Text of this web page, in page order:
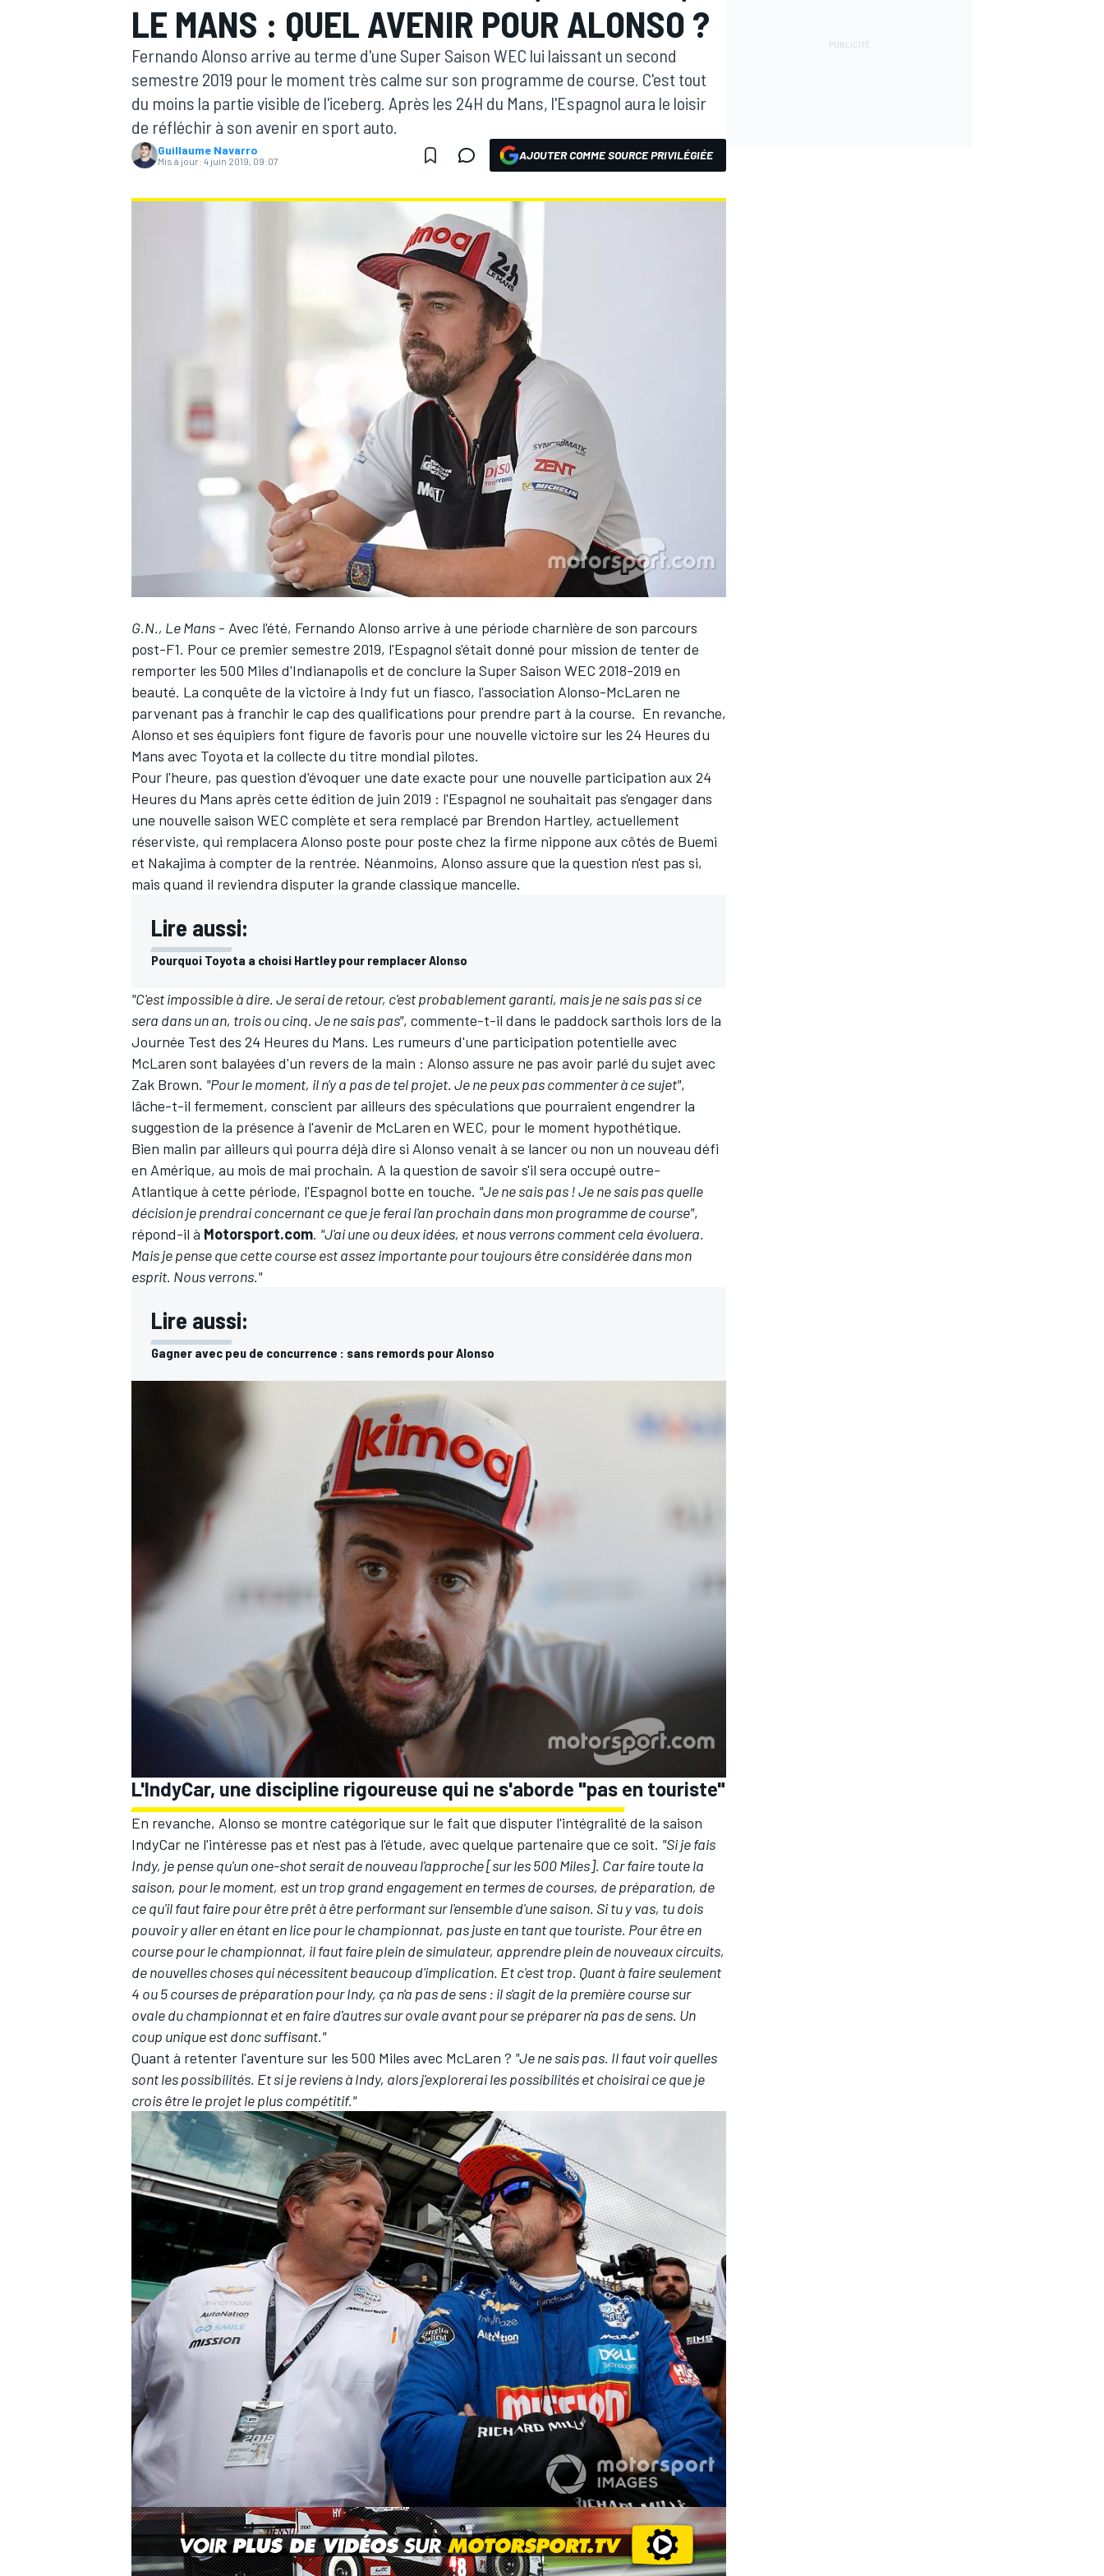
MOTOGP
AUTRES CHAMPIONNATS
LE MANS : QUEL AVENIR POUR ALONSO ?
Fernando Alonso arrive au terme d'une Super Saison WEC lui laissant un second
semestre 2019 pour le moment très calme sur son programme de course. C'est tout
du moins la partie visible de l'iceberg. Après les 24H du Mans, l'Espagnol aura le loisir
de réfléchir à son avenir en sport auto.
Guillaume Navarro
Mis à jour: 4 juin 2019, 09:07 AJOUTER COMME SOURCE PRIVILÉGIÉE
G.N., Le Mans - Avec l'été, Fernando Alonso arrive à une période charnière de son parcours
post-F1. Pour ce premier semestre 2019, l'Espagnol s'était donné pour mission de tenter de
remporter les 500 Miles d'Indianapolis et de conclure la Super Saison WEC 2018-2019 en
beauté. La conquête de la victoire à Indy fut un fiasco, l'association Alonso-McLaren ne
parvenant pas à franchir le cap des qualifications pour prendre part à la course. En revanche,
Alonso et ses équipiers font figure de favoris pour une nouvelle victoire sur les 24 Heures du
Mans avec Toyota et la collecte du titre mondial pilotes.
Pour l'heure, pas question d'évoquer une date exacte pour une nouvelle participation aux 24
Heures du Mans après cette édition de juin 2019 : l'Espagnol ne souhaitait pas s'engager dans
une nouvelle saison WEC complète et sera remplacé par Brendon Hartley, actuellement
réserviste, qui remplacera Alonso poste pour poste chez la firme nippone aux côtés de Buemi
et Nakajima à compter de la rentrée. Néanmoins, Alonso assure que la question n'est pas si,
mais quand il reviendra disputer la grande classique mancelle.
Lire aussi:
Pourquoi Toyota a choisi Hartley pour remplacer Alonso
"C'est impossible à dire. Je serai de retour, c'est probablement garanti, mais je ne sais pas si ce
sera dans un an, trois ou cinq. Je ne sais pas", commente-t-il dans le paddock sarthois lors de la
Journée Test des 24 Heures du Mans. Les rumeurs d'une participation potentielle avec
McLaren sont balayées d'un revers de la main : Alonso assure ne pas avoir parlé du sujet avec
Zak Brown. "Pour le moment, il n'y a pas de tel projet. Je ne peux pas commenter à ce sujet",
lâche-t-il fermement, conscient par ailleurs des spéculations que pourraient engendrer la
suggestion de la présence à l'avenir de McLaren en WEC, pour le moment hypothétique.
Bien malin par ailleurs qui pourra déjà dire si Alonso venait à se lancer ou non un nouveau défi
en Amérique, au mois de mai prochain. A la question de savoir s'il sera occupé outre-
Atlantique à cette période, l'Espagnol botte en touche. "Je ne sais pas ! Je ne sais pas quelle
décision je prendrai concernant ce que je ferai l'an prochain dans mon programme de course",
répond-il à Motorsport.com. "J'ai une ou deux idées, et nous verrons comment cela évoluera.
Mais je pense que cette course est assez importante pour toujours être considérée dans mon
esprit. Nous verrons."
Lire aussi:
Gagner avec peu de concurrence : sans remords pour Alonso
L'IndyCar, une discipline rigoureuse qui ne s'aborde "pas en touriste"
En revanche, Alonso se montre catégorique sur le fait que disputer l'intégralité de la saison
IndyCar ne l'intéresse pas et n'est pas à l'étude, avec quelque partenaire que ce soit. "Si je fais
Indy, je pense qu'un one-shot serait de nouveau l'approche [sur les 500 Miles]. Car faire toute la
saison, pour le moment, est un trop grand engagement en termes de courses, de préparation, de
ce qu'il faut faire pour être prêt à être performant sur l'ensemble d'une saison. Si tu y vas, tu dois
pouvoir y aller en étant en lice pour le championnat, pas juste en tant que touriste. Pour être en
course pour le championnat, il faut faire plein de simulateur, apprendre plein de nouveaux circuits,
de nouvelles choses qui nécessitent beaucoup d'implication. Et c'est trop. Quant à faire seulement
4 ou 5 courses de préparation pour Indy, ça n'a pas de sens : il s'agit de la première course sur
ovale du championnat et en faire d'autres sur ovale avant pour se préparer n'a pas de sens. Un
coup unique est donc suffisant."
Quant à retenter l'aventure sur les 500 Miles avec McLaren ? "Je ne sais pas. Il faut voir quelles
sont les possibilités. Et si je reviens à Indy, alors j'explorerai les possibilités et choisirai ce que je
crois être le projet le plus compétitif."